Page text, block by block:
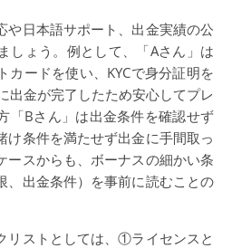
や日本語サポート、出金実績の公
しょう。例として、「Aさん」は
カードを使い、KYCで身分証明を
出金が完了したため安心してプレ
「Bさん」は出金条件を確認せず
け条件を満たせず出金に手間取っ
ースからも、ボーナスの細かい条
、出金条件）を事前に読むことの
リストとしては、①ライセンスと